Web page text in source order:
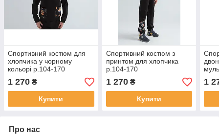
Спортивний костюм для
хлопчика у чорному
кольорі р.104-170
1 270 ₴
Купити
Спортивний костюм з
принтом для хлопчика
р.104-170
1 270₴
Купити
1
Про нас